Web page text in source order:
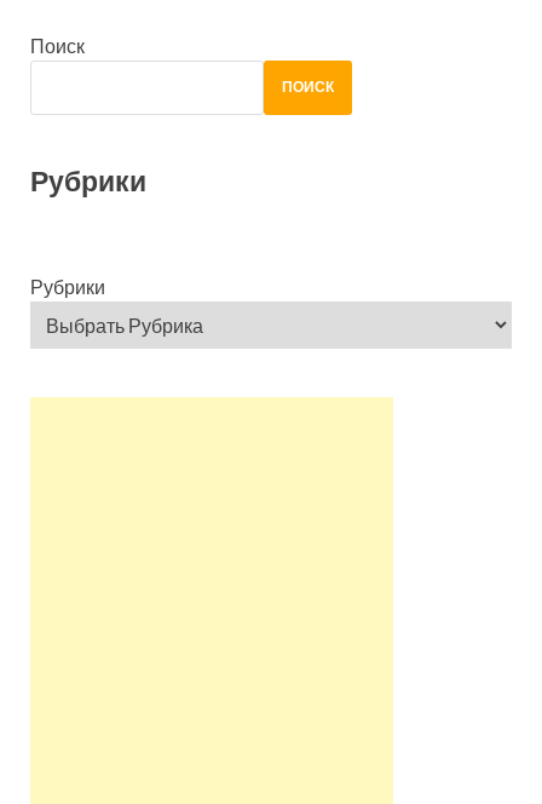
Поиск
ПОИСК
Рубрики
Рубрики